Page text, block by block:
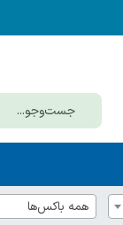
همه باکس‌ها